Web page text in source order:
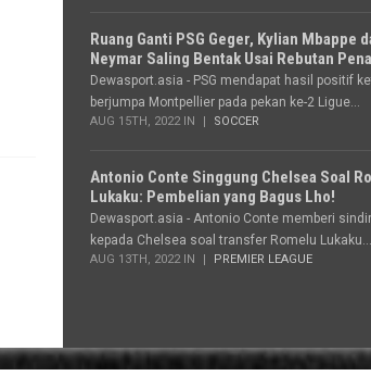
Ruang Ganti PSG Geger, Kylian Mbappe
Neymar Saling Bentak Usai Rebutan
Dewasport.asia - PSG mendapat hasil positif
berjumpa Montpellier pada pekan ke-2 Ligue...
AUG 15TH, 2022 IN SOCCER
Antonio Conte Singgung Chelsea Soal
Lukaku: Pembelian yang Bagus Lho!
Dewasport.asia - Antonio Conte memberi
kepada Chelsea soal transfer Romelu
AUG 13TH, 2022 IN PREMIER LEAGUE